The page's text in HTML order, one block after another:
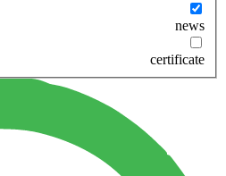
news
certificate